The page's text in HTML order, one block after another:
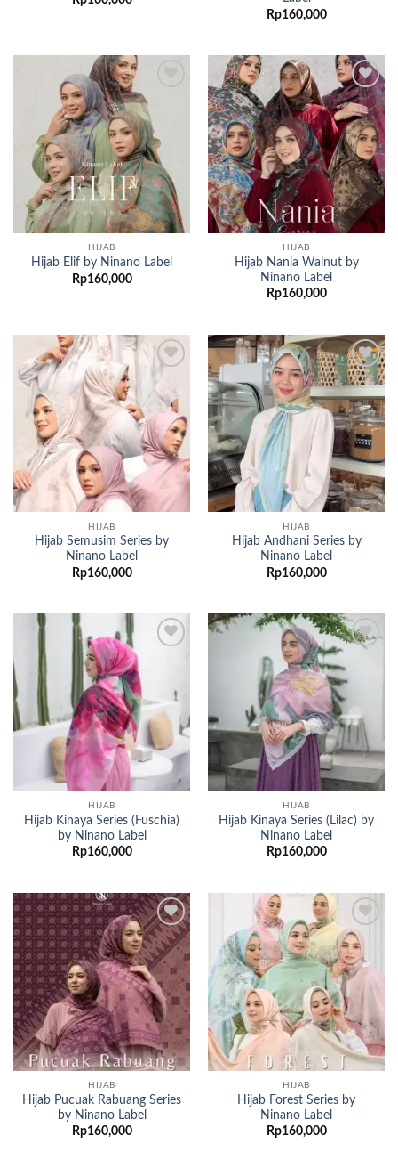
Rp160,000
Add to
wishlist
HIJAB
Hijab Elif by Ninano Label
Rp160,000
Add to
wishlist
HIJAB
Hijab Nania Walnut by
Ninano Label
Rp160,000
Add to
wishlist
HIJAB
Hijab Semusim Series by
Ninano Label
Rp160,000
Add to
HIJAB
Hijab Andhani Series by
Ninano Label
Rp160,000
HIJAB
Hijab Kinaya Series (Fuschia)
by Ninano Label
Rp160,000
wishlist
HIJAB
Hijab Kinaya Series (Lilac) by
Ninano Label
Rp160,000
Add to
wishlist
HIJAB
Hijab Pucuak Rabuang Series
by Ninano Label
Rp160,000
Add to
wishlist
HIJAB
Hijab Forest Series by
Ninano Label
Rp160,000